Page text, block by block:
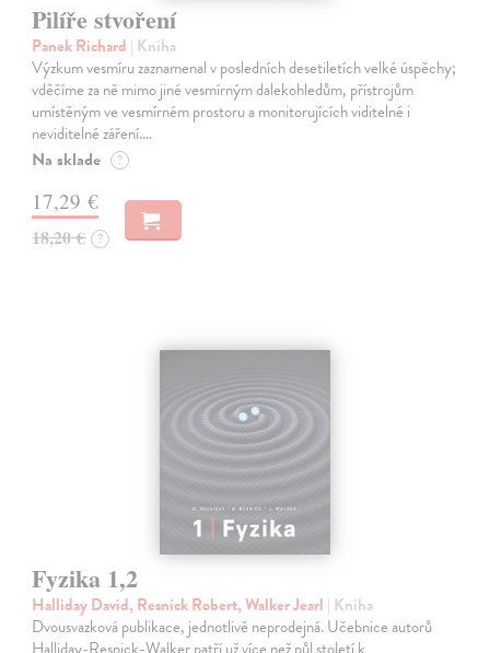
Pilíře stvoření
Panek Richard | Kniha
Výzkum vesmíru zaznamenal v posledních desetiletích velké úspěchy;
vděčíme za ně mimo jiné vesmírným dalekohledům, přístrojům
umístěným ve vesmírném prostoru a monitorujících viditelné i
neviditelné záření.…
Na sklade ?
17,29 €
18,20 € ?
Fyzika 1,2
Halliday David, Resnick Robert, Walker Jearl | Kniha
Dvousvazková publikace, jednotlivě neprodejná. Učebnice autorů
Halliday-Resnick-Walker patří už více než půl století k